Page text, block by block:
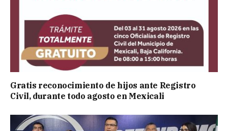
Gratis reconocimiento de hijos ante Registro
Civil, durante todo agosto en Mexicali